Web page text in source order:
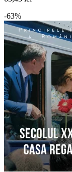
-63%